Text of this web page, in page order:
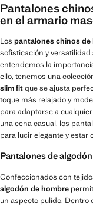
Pantalones
en el armario
Los pantalones chinos de
sofisticación y
entendemos la
ello, tenemos una
slim fitque se ajusta
toque más relajado y
para adaptarse a
una cena casual, los
para lucir elegante y estar
Pantalones de
Confeccionados con
algodón de hombre
un aspecto pulido. Dentro